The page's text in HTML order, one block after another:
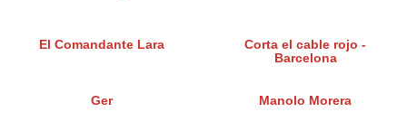
El Comandante Lara
Corta el cable rojo -
Barcelona
Ger Manolo Morera